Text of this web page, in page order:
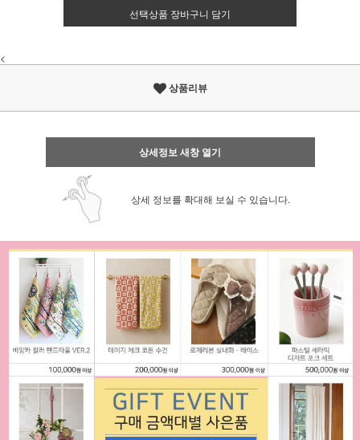
선택상품 장바구니 담기
<
상품리뷰
상세정보 새창 열기
상세 정보를 확대해 보실 수 있습니다.